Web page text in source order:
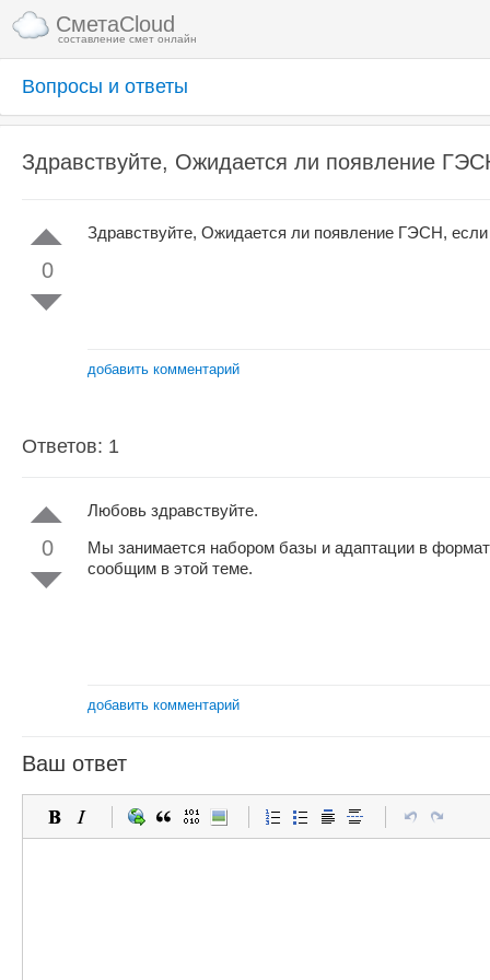
СметаCloud
составление смет онлайн
Вопросы и ответы
Здравствуйте, Ожидается ли появление
0
Здравствуйте, Ожидается ли появление ГЭСН, если
добавить комментарий
Ответов: 1
0
Любовь здравствуйте.
Мы занимается набором базы и адаптации в
сообщим в этой теме.
добавить комментарий
Ваш ответ